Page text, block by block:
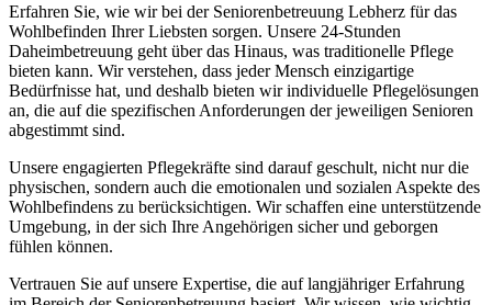
Erfahren Sie, wie wir bei der Seniorenbetreuung Lebherz für das
Wohlbefinden Ihrer Liebsten sorgen. Unsere 24-Stunden
Daheimbetreuung geht über das Hinaus, was traditionelle Pflege
bieten kann. Wir verstehen, dass jeder Mensch einzigartige
Bedürfnisse hat, und deshalb bieten wir individuelle Pflegelösungen
an, die auf die spezifischen Anforderungen der jeweiligen Senioren
abgestimmt sind.
Unsere engagierten Pflegekräfte sind darauf geschult, nicht nur die
physischen, sondern auch die emotionalen und sozialen Aspekte des
Wohlbefindens zu berücksichtigen. Wir schaffen eine unterstützende
Umgebung, in der sich Ihre Angehörigen sicher und geborgen
fühlen können.
Vertrauen Sie auf unsere Expertise, die auf langjähriger Erfahrung